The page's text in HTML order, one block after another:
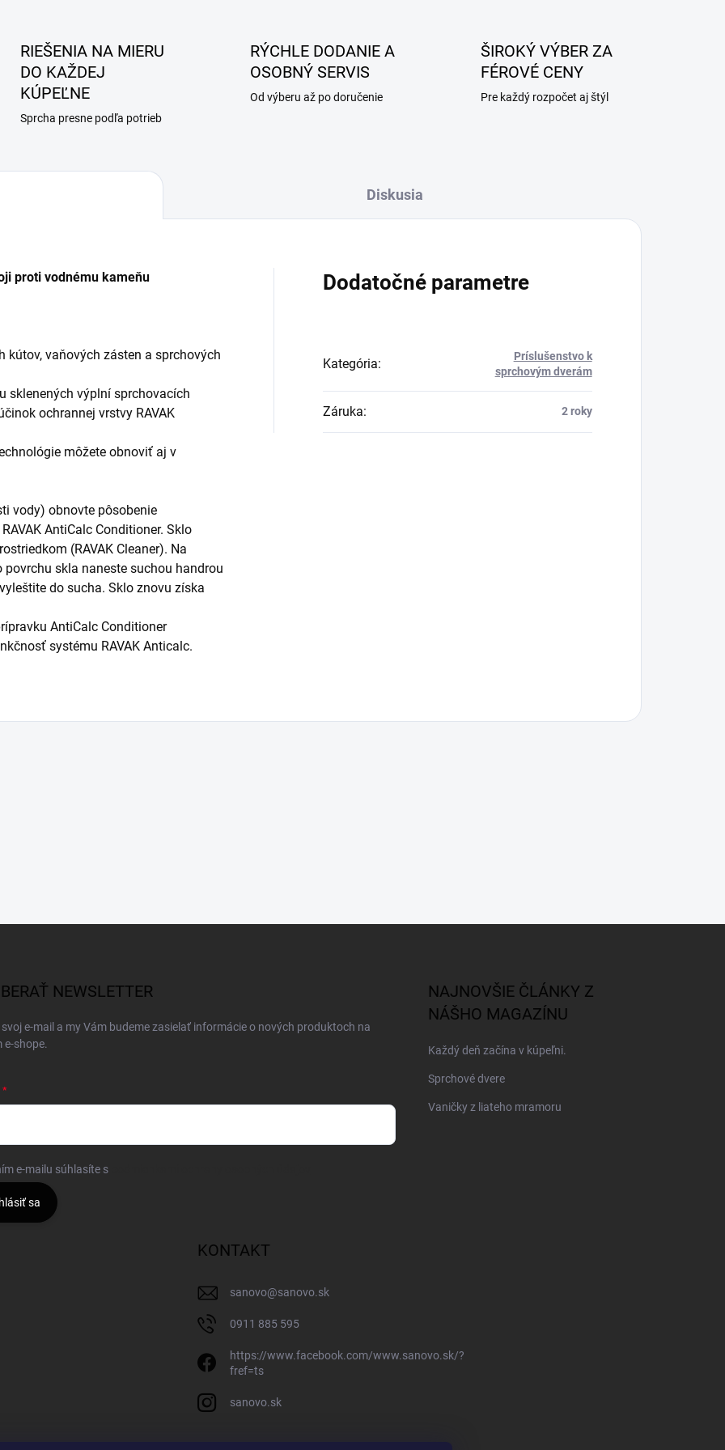
RIEŠENIA NA MIERU
DO KAŽDEJ
KÚPEĽNE
Sprcha presne podľa potrieb
RÝCHLE DODANIE A
OSOBNÝ SERVIS
Od výberu až po doručenie
ŠIROKÝ VÝBER ZA
FÉROVÉ CENY
Pre každý rozpočet aj štýl
Diskusia
proti vodnému kameňu
kútov, vaňových zásten a sprchových
sklenených výplní sprchovacích
ochrannej vrstvy RAVAK
môžete obnoviť aj v
vody) obnovte pôsobenie
AntiCalc Conditioner. Sklo
(RAVAK Cleaner). Na
skla naneste suchou handrou
do sucha. Sklo znovu získa
AntiCalc Conditioner
systému RAVAK Anticalc.
Dodatočné parametre
Kategória:
Príslušenstvo k
sprchovým dverám
Záruka: 2 roky
NEWSLETTER
e-mail a my Vám budeme zasielať informácie o nových produktoch na
e-shope.
e-mailu súhlasíte s
sa
NAJNOVŠIE ČLÁNKY Z
NÁŠHO MAGAZÍNU
Každý deň začína v kúpeľni.
Sprchové dvere
Vaničky z liateho mramoru
KONTAKT
sanovo@sanovo.sk
0911 885 595
https://www.facebook.com/www.sanovo.sk/?
fref=ts
sanovo.sk